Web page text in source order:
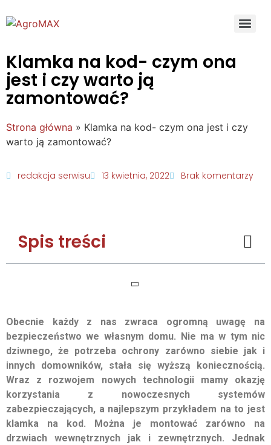
Klamka na kod- czym ona
jest i czy warto ją
zamontować?
Strona główna » Klamka na kod- czym ona jest i czy
warto ją zamontować?
redakcja serwisu 13 kwietnia, 2022 Brak komentarzy
Spis treści
Obecnie każdy z nas zwraca ogromną uwagę na
bezpieczeństwo we własnym domu. Nie ma w tym nic
dziwnego, że potrzeba ochrony zarówno siebie jak i
innych domowników, stała się wyższą koniecznością.
Wraz z rozwojem nowych technologii mamy okazję
korzystania z nowoczesnych systemów
zabezpieczających, a najlepszym przykładem na to jest
klamka na kod. Można je montować zarówno na
drzwiach wewnętrznych jak i zewnętrznych. Jednak